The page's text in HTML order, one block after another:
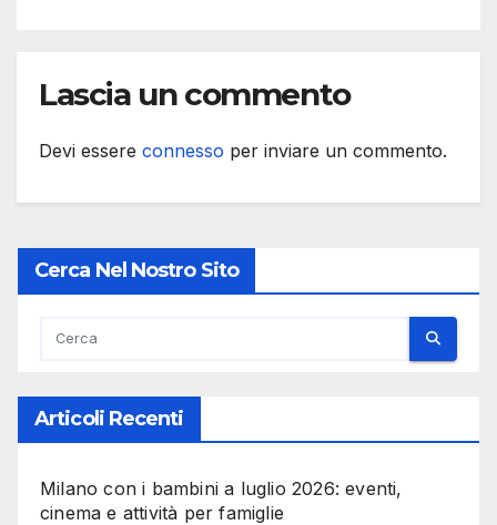
Lascia un commento
Devi essere connesso per inviare un commento.
Cerca Nel Nostro Sito
Articoli Recenti
Milano con i bambini a luglio 2026: eventi,
cinema e attività per famiglie